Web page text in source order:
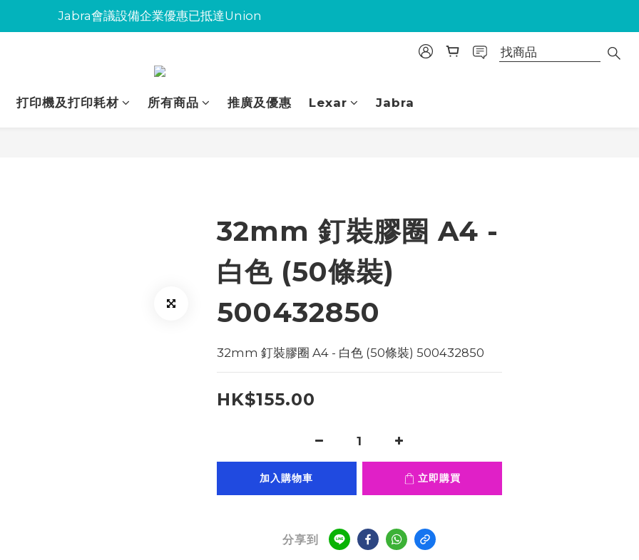
Jabra會議設備企業優惠已抵達Union
Jabra會議設備企業優惠已抵達Union
Jabra會議設備企業優惠已抵達Union
打印機及打印耗材
所有商品 推廣及優惠 Lexar Jabra
32mm 釘裝膠圈 A4 -
白色 (50條裝)
500432850
32mm 釘裝膠圈 A4 - 白色 (50條裝) 500432850
HK$155.00
加入購物車 立即購買
分享到